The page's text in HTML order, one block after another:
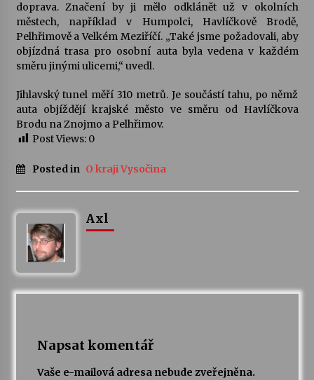
Varhanní recitál Michala Novenka v Klášteře
Želiv
3. 7. 2026
30. 6. 2026
doprava. Značení by ji mělo odklánět už v okolních
městech, například v Humpolci, Havlíčkově Brodě,
Pelhřimově a Velkém Meziříčí. „Také jsme požadovali, aby
objízdná trasa pro osobní auta byla vedena v každém
směru jinými ulicemi,“ uvedl.
Jihlavský tunel měří 310 metrů. Je součástí tahu, po němž
auta objíždějí krajské město ve směru od Havlíčkova
Brodu na Znojmo a Pelhřimov.
Post Views: 0
Posted in O kraji Vysočina
Axl
Napsat komentář
Vaše e-mailová adresa nebude zveřejněna.